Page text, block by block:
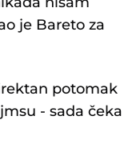
je Bareto za
potomak
- sada čeka